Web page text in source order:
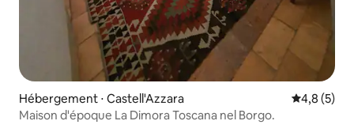
Hébergement ⋅ Castell'Azzara Évaluation
4,8 (5)
Maison d'époque La Dimora Toscana nel Borgo.